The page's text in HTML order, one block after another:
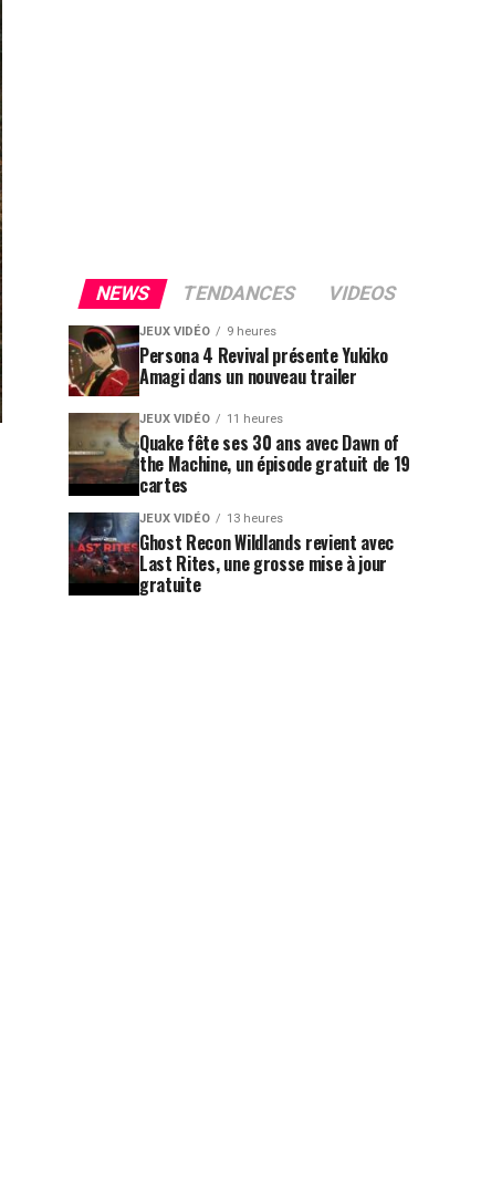
NEWS TENDANCES VIDEOS
JEUX VIDÉO 9 heures
Persona 4 Revival présente Yukiko
Amagi dans un nouveau trailer
JEUX VIDÉO 11 heures
Quake fête ses 30 ans avec Dawn of
the Machine, un épisode gratuit de 19
cartes
JEUX VIDÉO 13 heures
Ghost Recon Wildlands revient avec
Last Rites, une grosse mise à jour
gratuite